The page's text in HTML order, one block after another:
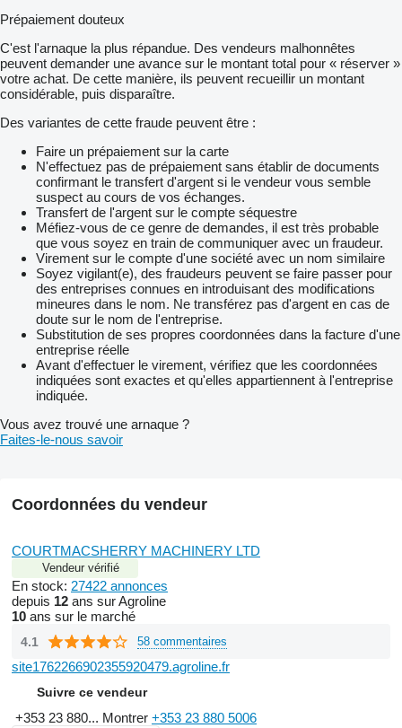
Prépaiement douteux
C'est l'arnaque la plus répandue. Des vendeurs malhonnêtes
peuvent demander une avance sur le montant total pour « réserver »
votre achat. De cette manière, ils peuvent recueillir un montant
considérable, puis disparaître.
Des variantes de cette fraude peuvent être :
Faire un prépaiement sur la carte
N'effectuez pas de prépaiement sans établir de documents
confirmant le transfert d'argent si le vendeur vous semble
suspect au cours de vos échanges.
Transfert de l'argent sur le compte séquestre
Méfiez-vous de ce genre de demandes, il est très probable
que vous soyez en train de communiquer avec un fraudeur.
Virement sur le compte d'une société avec un nom similaire
Soyez vigilant(e), des fraudeurs peuvent se faire passer pour
des entreprises connues en introduisant des modifications
mineures dans le nom. Ne transférez pas d'argent en cas de
doute sur le nom de l'entreprise.
Substitution de ses propres coordonnées dans la facture d'une
entreprise réelle
Avant d'effectuer le virement, vérifiez que les coordonnées
indiquées sont exactes et qu'elles appartiennent à l'entreprise
indiquée.
Vous avez trouvé une arnaque ?
Faites-le-nous savoir
Coordonnées du vendeur
COURTMACSHERRY MACHINERY LTD
Vendeur vérifié
En stock: 27422 annonces
depuis 12 ans sur Agroline
10 ans sur le marché
4.1 58 commentaires
site1762266902355920479.agroline.fr
Suivre ce vendeur
+353 23 880... Montrer +353 23 880 5006